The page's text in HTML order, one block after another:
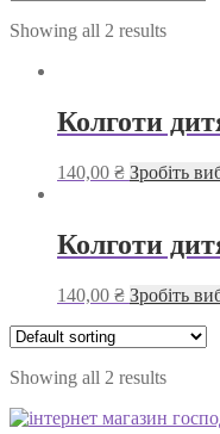
Showing all 2 results
Колготи
140,00 ₴ Зробіть
Колготи
140,00 ₴ Зробіть
Showing all 2 results